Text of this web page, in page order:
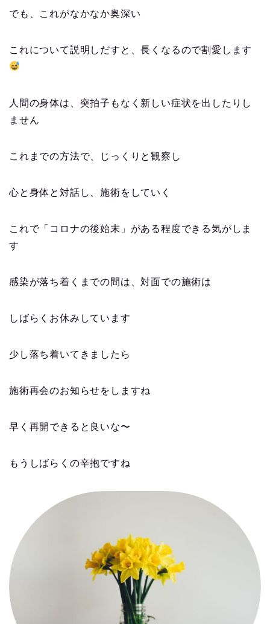
でも、これがなかなか奥深い
これについて説明しだすと、長くなるので割愛します
人間の身体は、突拍子もなく新しい症状を出したりし
ません
これまでの方法で、じっくりと観察し
心と身体と対話し、施術をしていく
これで「コロナの後始末」がある程度できる気がしま
す
感染が落ち着くまでの間は、対面での施術は
しばらくお休みしています
少し落ち着いてきましたら
施術再会のお知らせをしますね
早く再開できると良いな〜
もうしばらくの辛抱ですね